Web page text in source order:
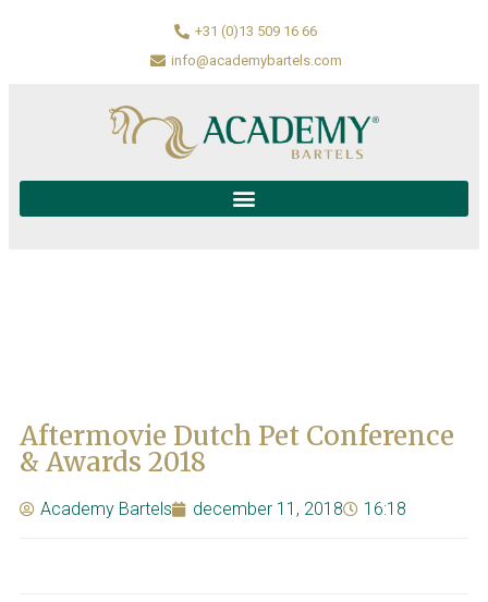
+31 (0)13 509 16 66
info@academybartels.com
Aftermovie Dutch Pet Conference
& Awards 2018
Academy Bartels december 11, 2018 16:18